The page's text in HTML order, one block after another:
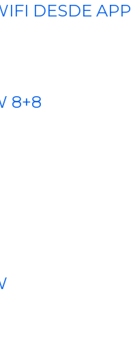
DESDE APP
8+8